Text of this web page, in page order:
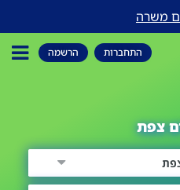
משרה
התחברות הרשמה
צפת